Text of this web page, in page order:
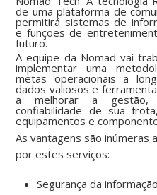
de uma plataforma de
permitirá sistemas de
e funções de
futuro.
A equipe da Nomad vai
implementar uma
metas operacionais a
dados valiosos e
a melhorar a gestão,
confiabilidade de sua
equipamentos e
As vantagens são inúmeras
por estes serviços:
Segurança da informação